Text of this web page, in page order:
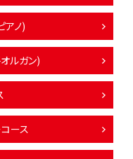
アノ)
ルガン)
ース